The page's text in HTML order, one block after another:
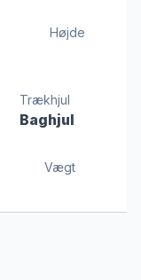
Højde
Trækhjul
Baghjul
Vægt